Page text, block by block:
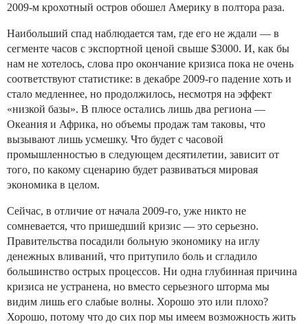
2009-м крохотный остров обошел Америку в полтора раза.
Наибольший спад наблюдается там, где его не ждали — в
сегменте часов с экспортной ценой свыше $3000. И, как бы
нам не хотелось, слова про окончание кризиса пока не очень
соответствуют статистике: в декабре 2009-го падение хоть и
стало медленнее, но продолжилось, несмотря на эффект
«низкой базы». В плюсе остались лишь два региона —
Океания и Африка, но объемы продаж там таковы, что
вызывают лишь усмешку. Что будет с часовой
промышленностью в следующем десятилетии, зависит от
того, по какому сценарию будет развиваться мировая
экономика в целом.
Сейчас, в отличие от начала 2009-го, уже никто не
сомневается, что пришедший кризис — это серьезно.
Правительства посадили больную экономику на иглу
денежных вливаний, что притупило боль и сгладило
большинство острых процессов. Ни одна глубинная причина
кризиса не устранена, но вместо серьезного шторма мы
видим лишь его слабые волны. Хорошо это или плохо?
Хорошо, потому что до сих пор мы имеем возможность жить